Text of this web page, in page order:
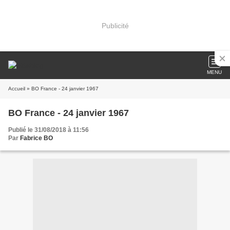
Publicité
MENU
Accueil » BO France - 24 janvier 1967
BO France - 24 janvier 1967
Publié le 31/08/2018 à 11:56
Par Fabrice BO